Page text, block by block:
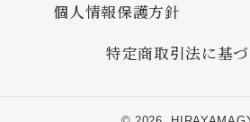
個人情報保護方針
特定商取引法に基